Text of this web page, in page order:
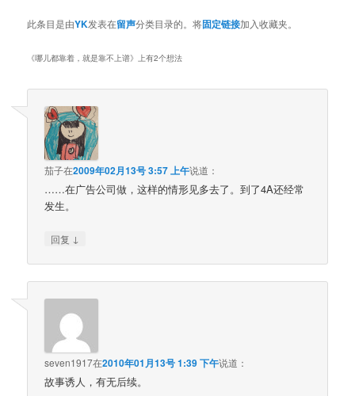
此条目是由YK发表在留声分类目录的。将固定链接加入收藏夹。
《哪儿都靠着，就是靠不上谱》上有2个想法
茄子在2009年02月13号 3:57 上午说道：
……在广告公司做，这样的情形见多去了。到了4A还经常
发生。
回复 ↓
seven1917在2010年01月13号 1:39 下午说道：
故事诱人，有无后续。